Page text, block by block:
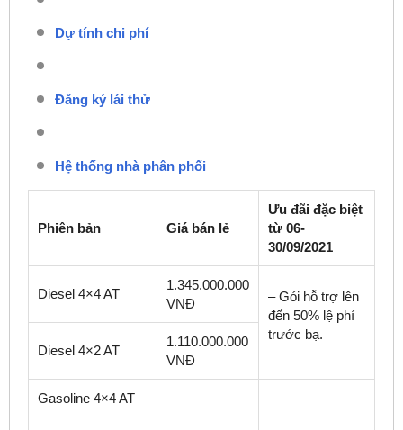
Dự tính chi phí
Đăng ký lái thử
Hệ thống nhà phân phối
Phiên bản Giá bán lẻ
Ưu đãi đặc biệt
từ 06-
30/09/2021
Diesel 4×4 AT
1.345.000.000
VNĐ
– Gói hỗ trợ lên
đến 50% lệ phí
trước bạ.
Diesel 4×2 AT
1.110.000.000
VNĐ
Gasoline 4×4 AT